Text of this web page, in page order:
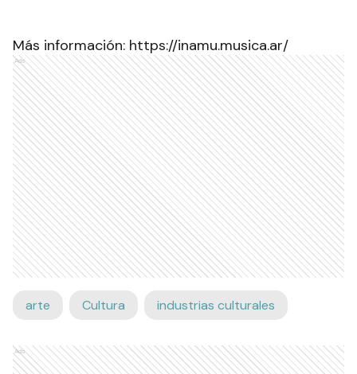
Más información: https://inamu.musica.ar/
Ads
arte Cultura industrias culturales
Ads